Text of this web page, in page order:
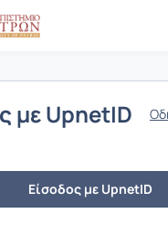
με UpnetID
Είσοδος με UpnetID